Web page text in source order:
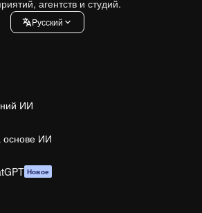
агентств и студий.
Pусский
ИИ
основе ИИ
Новое